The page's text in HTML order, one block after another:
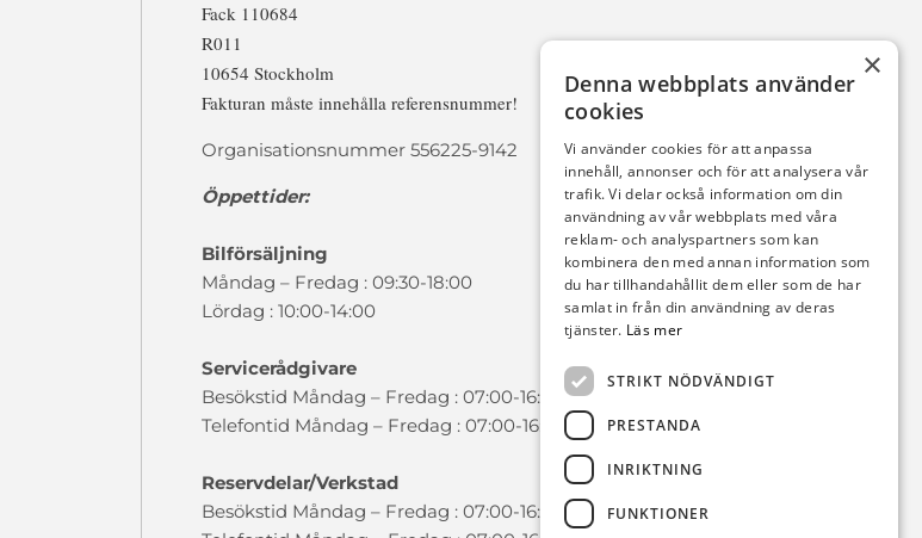
Fack 110684
R011
10654 Stockholm
Fakturan måste innehålla referensnummer!
Organisationsnummer 556225-9142
Öppettider:
Bilförsäljning
Måndag – Fredag : 09:30-18:00
Lördag : 10:00-14:00
Servicerådgivare
Besökstid Måndag – Fredag : 07:00-16:00
Telefontid Måndag – Fredag : 07:00-16:00
Reservdelar/Verkstad
Besökstid Måndag – Fredag : 07:00-16:00
×
Denna webbplats använder
cookies
Vi använder cookies för att anpassa
innehåll, annonser och för att analysera vår
trafik. Vi delar också information om din
användning av vår webbplats med våra
reklam- och analyspartners som kan
kombinera den med annan information som
du har tillhandahållit dem eller som de har
samlat in från din användning av deras
tjänster. Läs mer
STRIKT NÖDVÄNDIGT
PRESTANDA
INRIKTNING
FUNKTIONER